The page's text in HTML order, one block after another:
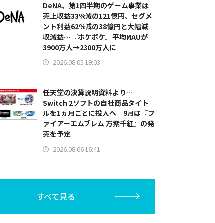
DeNA、第1四半期のゲーム事業は
売上収益33%減の121億円、セグメ
ント利益62%減の38億円と大幅減
収減益…『ポケポケ』平均MAUが
3900万人→2300万人に
2026.08.05 19:03
任天堂の決算説明資料より…
Switch 2ソフトの自社商品タイト
ルを1ヵ月ごとに投入へ 9月は『フ
ァイアーエムブレム 万紫千紅』の発
売を予定
2026.08.06 16:41
すべて見る